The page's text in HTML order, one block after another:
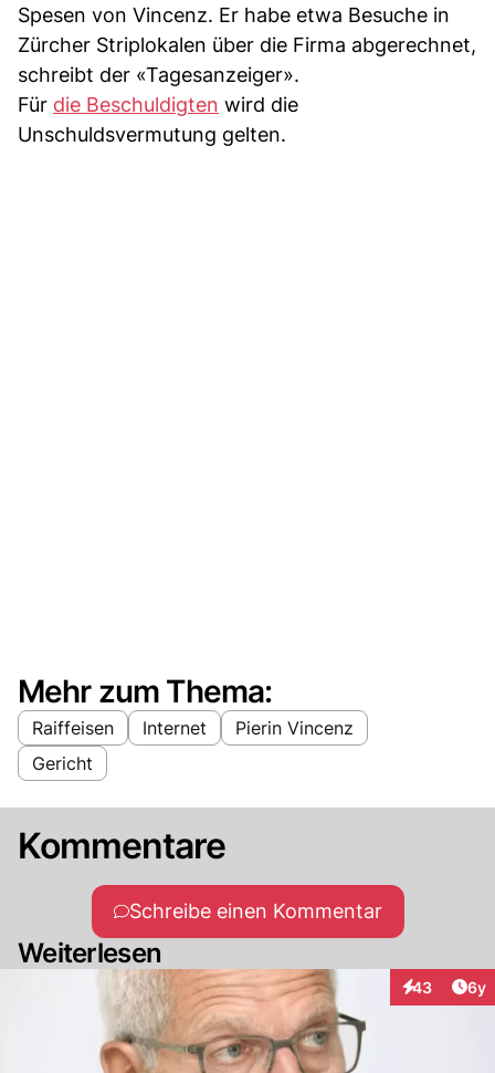
Spesen von Vincenz. Er habe etwa Besuche in
Zürcher Striplokalen über die Firma abgerechnet,
schreibt der «Tagesanzeiger».
Für die Beschuldigten wird die
Unschuldsvermutung gelten.
Mehr zum Thema:
Raiffeisen Internet
Pierin Vincenz
Gericht
Kommentare
Schreibe einen Kommentar
Weiterlesen
43
Interaktionen
6y